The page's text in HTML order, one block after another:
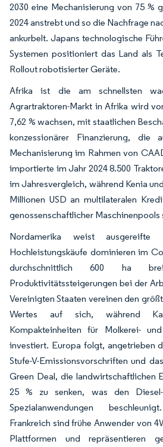
2030 eine Mechanisierung von 75 %
2024 anstrebt und so die Nachfrage
ankurbelt. Japans technologische
Systemen positioniert das Land als
Rollout robotisierter Geräte.
Afrika ist die am schnellsten
Agrartraktoren-Markt in Afrika wird
7,62 % wachsen, mit staatlichen
konzessionärer Finanzierung, die
Mechanisierung im Rahmen von
importierte im Jahr 2024 8.500
im Jahresvergleich, während Kenia
Millionen USD an multilateralen
genossenschaftlicher Maschinenpools
Nordamerika weist ausgereifte
Hochleistungskäufe dominieren im
durchschnittlich 600 ha
Produktivitätssteigerungen bei der
Vereinigten Staaten vereinen den
Wertes auf sich, während
Kompakteinheiten für Molkerei-
investiert. Europa folgt, angetrieben
Stufe-V-Emissionsvorschriften und
Green Deal, die landwirtschaftlichen
25 % zu senken, was den Diesel-
Spezialanwendungen
Frankreich sind frühe Anwender von
Plattformen und repräsentieren